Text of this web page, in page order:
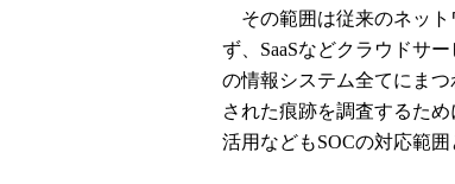
その範囲は従来のネット
ず、SaaSなどクラウドサ
の情報システム全てにま
された痕跡を調査するた
活用などもSOCの対応範囲